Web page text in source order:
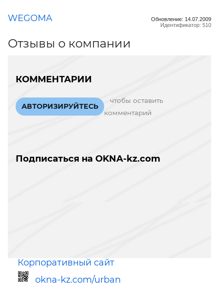
WEGOMA
Обновление: 14.07.2009
Идентификатор: 510
Отзывы о компании
КОММЕНТАРИИ
АВТОРИЗИРУЙТЕСЬ
чтобы оставить
комментарий
Подписаться на OKNA-kz.com
Корпоративный сайт
okna-kz.com/urban